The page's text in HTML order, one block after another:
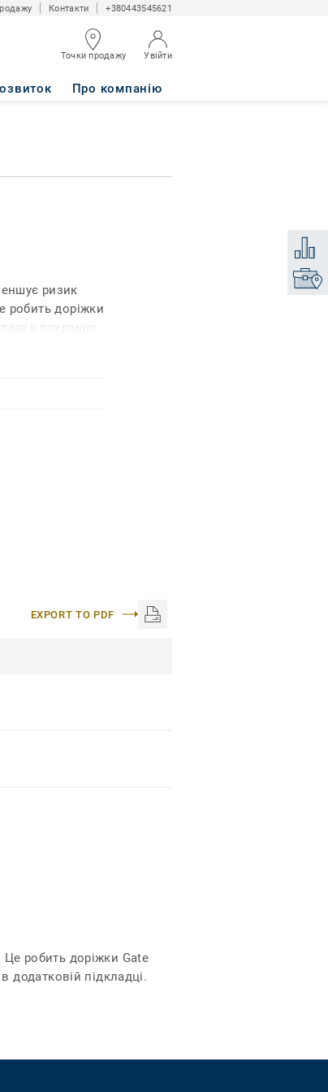
Контакти +380443545621
Точки продажу Увійти
Про компанію
ризик
робить доріжки
покращує
EXPORT TO PDF
робить доріжки Gate
додатковій підкладці.